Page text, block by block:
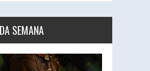
SEMANA